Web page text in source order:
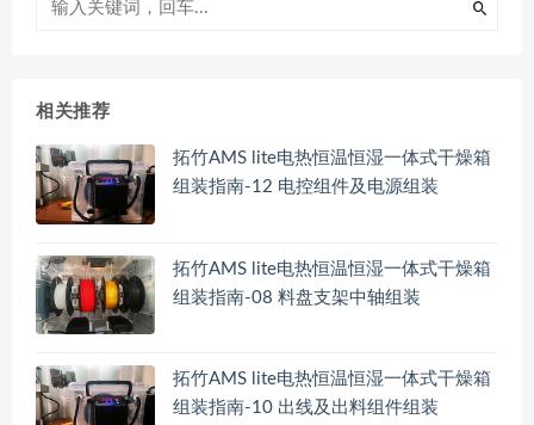
相关推荐
拓竹AMS lite电热恒温恒湿一体式干燥箱
组装指南-12 电控组件及电源组装
拓竹AMS lite电热恒温恒湿一体式干燥箱
组装指南-08 料盘支架中轴组装
拓竹AMS lite电热恒温恒湿一体式干燥箱
组装指南-10 出线及出料组件组装